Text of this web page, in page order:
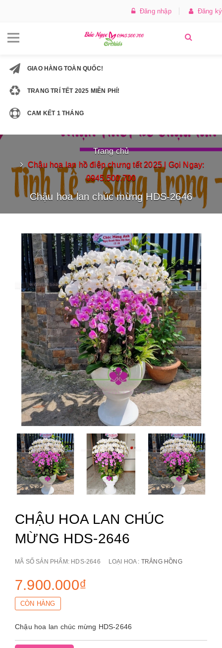
Đăng nhập Đăng ký
GIAO HÀNG TOÀN QUỐC!
TRANG TRÍ TẾT 2025 MIỄN PHÍ!
CAM KẾT 1 THÁNG
Trang chủ
Chậu hoa lan hồ điệp chưng tết 2025 | Gọi Ngay:
0945.500.700
Chậu hoa lan chúc mừng HDS-2646
CHẬU HOA LAN CHÚC
MỪNG HDS-2646
MÃ SỐ SẢN PHẨM: HDS-2646 LOẠI HOA : TRẮNG HỒNG
7.900.000₫
CÒN HÀNG
Chậu hoa lan chúc mừng HDS-2646